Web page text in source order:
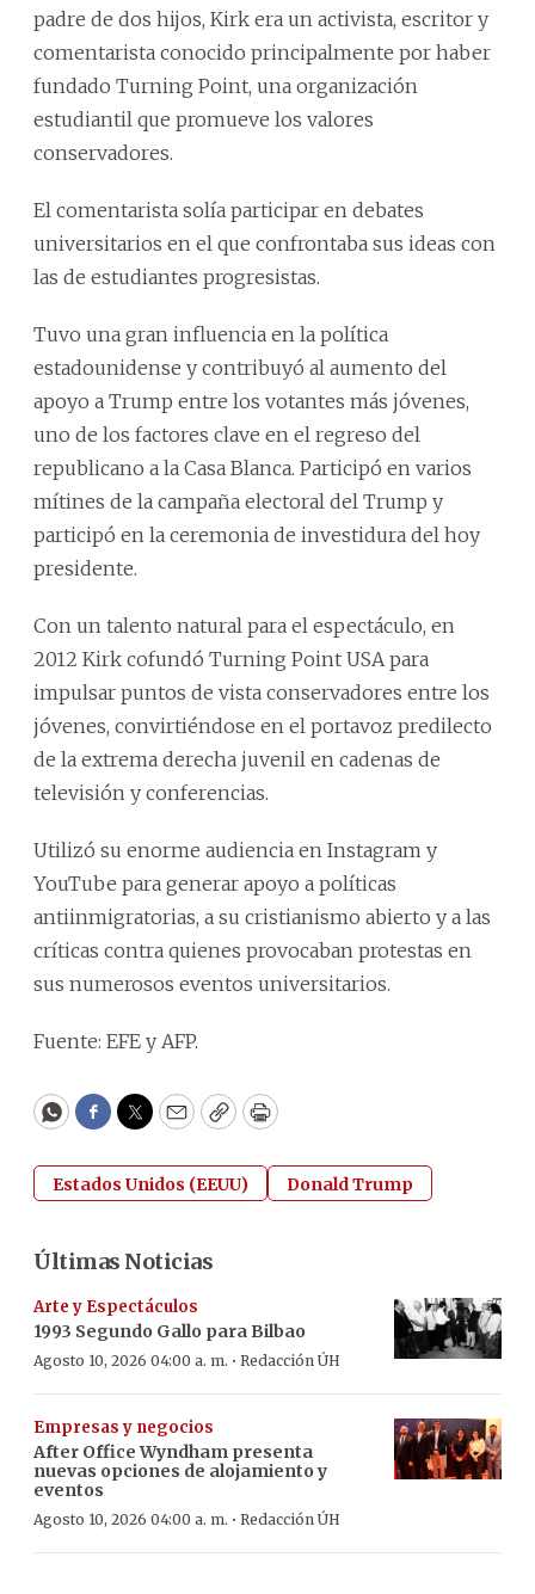
padre de dos hijos, Kirk era un activista, escritor y
comentarista conocido principalmente por haber
fundado Turning Point, una organización
estudiantil que promueve los valores
conservadores.
El comentarista solía participar en debates
universitarios en el que confrontaba sus ideas con
las de estudiantes progresistas.
Tuvo una gran influencia en la política
estadounidense y contribuyó al aumento del
apoyo a Trump entre los votantes más jóvenes,
uno de los factores clave en el regreso del
republicano a la Casa Blanca. Participó en varios
mítines de la campaña electoral del Trump y
participó en la ceremonia de investidura del hoy
presidente.
Con un talento natural para el espectáculo, en
2012 Kirk cofundó Turning Point USA para
impulsar puntos de vista conservadores entre los
jóvenes, convirtiéndose en el portavoz predilecto
de la extrema derecha juvenil en cadenas de
televisión y conferencias.
Utilizó su enorme audiencia en Instagram y
YouTube para generar apoyo a políticas
antiinmigratorias, a su cristianismo abierto y a las
críticas contra quienes provocaban protestas en
sus numerosos eventos universitarios.
Fuente: EFE y AFP.
WhatsApp
Facebook
Twitter
EmailCopyPrint
Estados Unidos (EEUU) Donald Trump
Últimas Noticias
Arte y Espectáculos
1993 Segundo Gallo para Bilbao
Agosto 10, 2026 04:00 a. m. · Redacción ÚH
Empresas y negocios
After Office Wyndham presenta
nuevas opciones de alojamiento y
eventos
Agosto 10, 2026 04:00 a. m. · Redacción ÚH